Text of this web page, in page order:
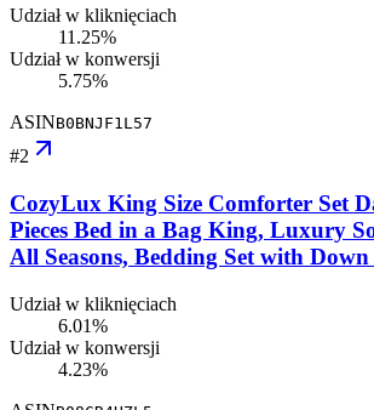
Udział w kliknięciach
11.25%
Udział w konwersji
5.75%
ASINB0BNJF1L57
#2
CozyLux King Size Comforter Set
Pieces Bed in a Bag King, Luxury
All Seasons, Bedding Set with
Udział w kliknięciach
6.01%
Udział w konwersji
4.23%